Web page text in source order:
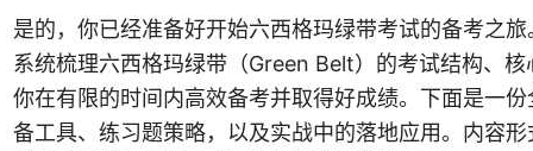
是的，你已经准备好开始六西格玛绿带考试的备考之旅
系统梳理六西格玛绿带（Green Belt）的考试结构、
你在有限的时间内高效备考并取得好成绩。下面是一
备工具、练习题策略，以及实战中的落地应用。内容